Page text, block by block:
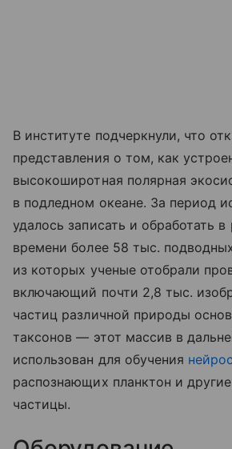
В институте подчеркнули, что
представления о том, как
высокоширотная полярная
в подледном океане. За период
удалось записать и обработать
времени более 58 тыс.
из которых ученые отобрали
включающий почти 2,8 тыс.
частиц различной природы
таксонов — этот массив в
использован для обучения
распознающих планктон и
частицы.